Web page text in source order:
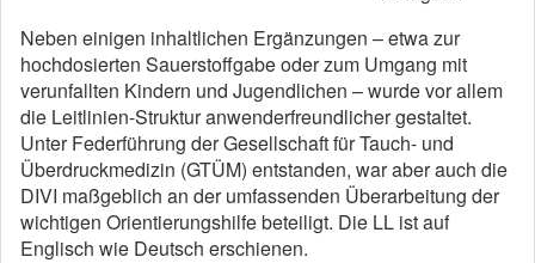
Neben einigen inhaltlichen Ergänzungen – etwa zur
hochdosierten Sauerstoffgabe oder zum Umgang mit
verunfallten Kindern und Jugendlichen – wurde vor allem
die Leitlinien-Struktur anwenderfreundlicher gestaltet.
Unter Federführung der Gesellschaft für Tauch- und
Überdruckmedizin (GTÜM) entstanden, war aber auch die
DIVI maßgeblich an der umfassenden Überarbeitung der
wichtigen Orientierungshilfe beteiligt. Die LL ist auf
Englisch wie Deutsch erschienen.